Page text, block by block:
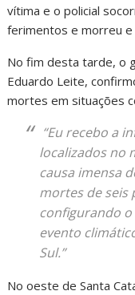
vítima e o policial
ferimentos e morreu
No fim desta tarde, o
Eduardo Leite,
mortes em situações
“Eu recebo a
localizados no
causa imensa
mortes de seis
configurando
evento
Sul.”
No oeste de Santa